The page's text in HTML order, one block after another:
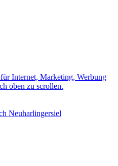
Internet, Marketing, Werbung
oben zu scrollen.
Neuharlingersiel